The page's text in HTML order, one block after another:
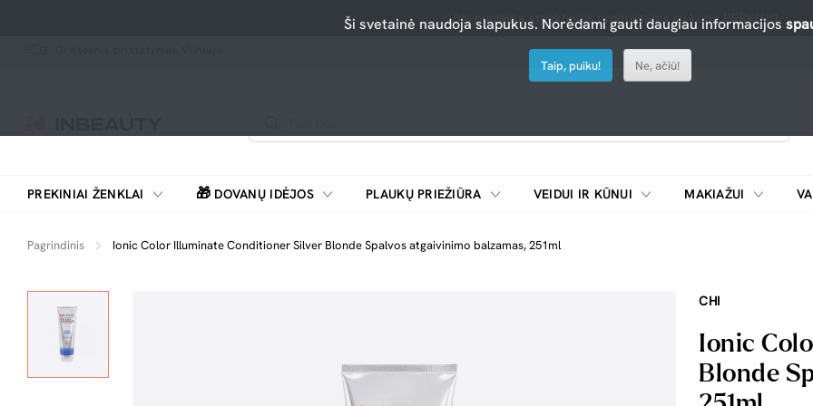
-10% nuolaida atrinktiems produktams su kodu PERKU10
PREKINIAI ŽENKLAI 🎁 DOVANŲ IDĖJOS PLAUKŲ PRIEŽIŪRA VEIDUI IR KŪNUI MAKIAŽUI
Pagrindinis Ionic Color Illuminate Conditioner Silver Blonde Spalvos atgaivinimo balzamas, 251ml
CHI
Ionic
Blonde
Ši svetainė naudoja slapukus. Norėdami gauti daugiau informacijos
Taip, puiku! Ne, ačiū!